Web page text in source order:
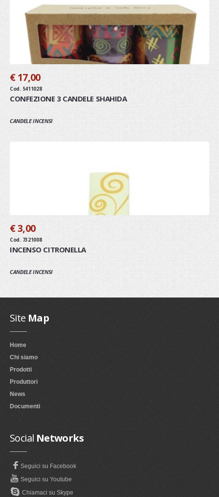
€ 17,00
Cod. 5411028
CONFEZIONE 3 CANDELE SHAHIDA
CANDELE INCENSI
€ 3,00
Cod. 7321008
INCENSO CITRONELLA
CANDELE INCENSI
Site Map
Home
Chi siamo
Prodotti
Produttori
News
Documenti
Social Networks
Seguici su Facebook
Seguici su Youtube
Chiamaci su Skype